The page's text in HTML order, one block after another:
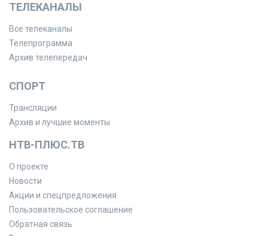
ТЕЛЕКАНАЛЫ
Все телеканалы
Телепрограмма
Архив телепередач
СПОРТ
Трансляции
Архив и лучшие моменты
НТВ-ПЛЮС.ТВ
О проекте
Новости
Акции и спецпредложения
Пользовательское соглашение
Обратная связь